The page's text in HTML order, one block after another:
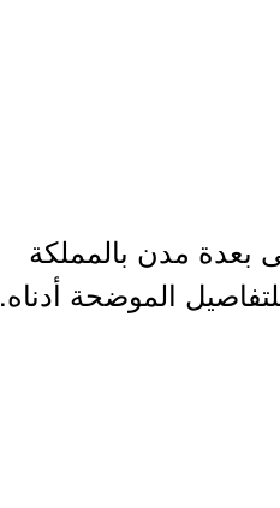
بعدة مدن بالمملكة
الموضحة أدناه.